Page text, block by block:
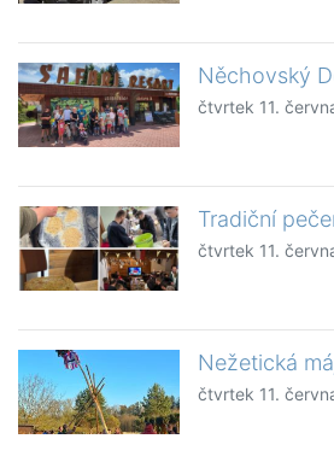
Něchovský
čtvrtek 11.
Tradiční
čtvrtek 11.
Nežetická
čtvrtek 11.